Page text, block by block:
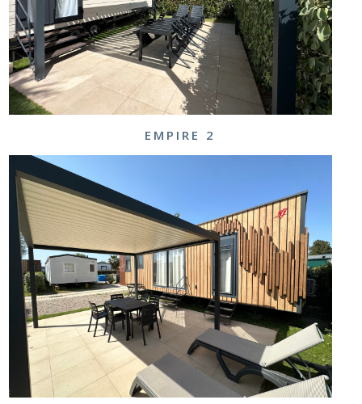
EMPIRE 2